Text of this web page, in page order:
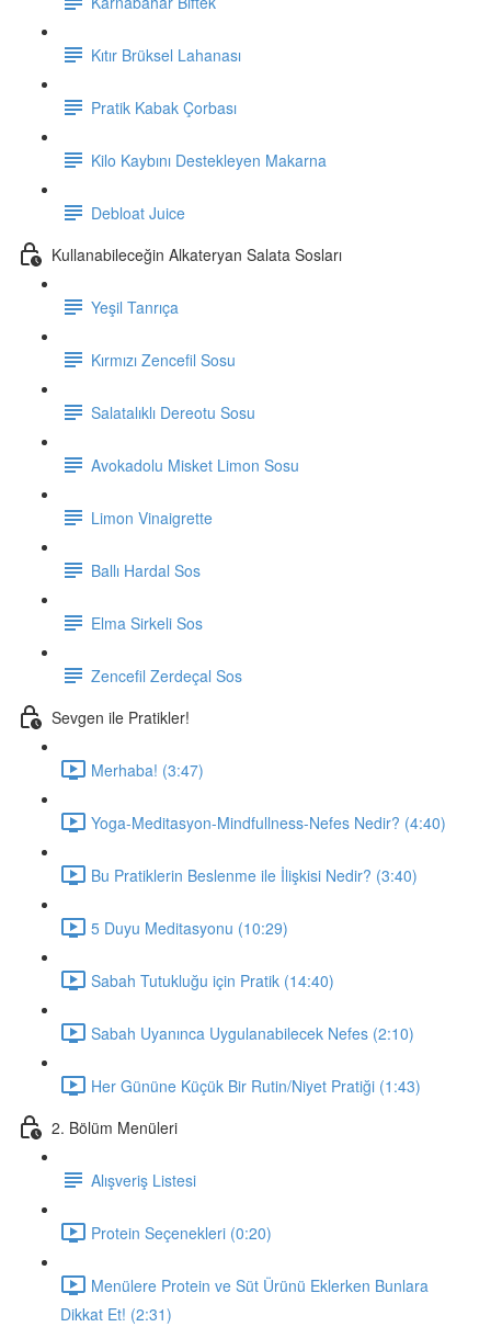
Kıtır Brüksel Lahanası
Pratik Kabak Çorbası
Kilo Kaybını Destekleyen Makarna
Debloat Juice
Kullanabileceğin Alkateryan Salata Sosları
Yeşil Tanrıça
Kırmızı Zencefil Sosu
Salatalıklı Dereotu Sosu
Avokadolu Misket Limon Sosu
Limon Vinaigrette
Ballı Hardal Sos
Elma Sirkeli Sos
Zencefil Zerdeçal Sos
Sevgen ile Pratikler!
Merhaba! (3:47)
Yoga-Meditasyon-Mindfullness-Nefes Nedir? (4:40)
Bu Pratiklerin Beslenme ile İlişkisi Nedir? (3:40)
5 Duyu Meditasyonu (10:29)
Sabah Tutukluğu için Pratik (14:40)
Sabah Uyanınca Uygulanabilecek Nefes (2:10)
Her Gününe Küçük Bir Rutin/Niyet Pratiği (1:43)
2. Bölüm Menüleri
Alışveriş Listesi
Protein Seçenekleri (0:20)
Menülere Protein ve Süt Ürünü Eklerken Bunlara
Dikkat Et! (2:31)